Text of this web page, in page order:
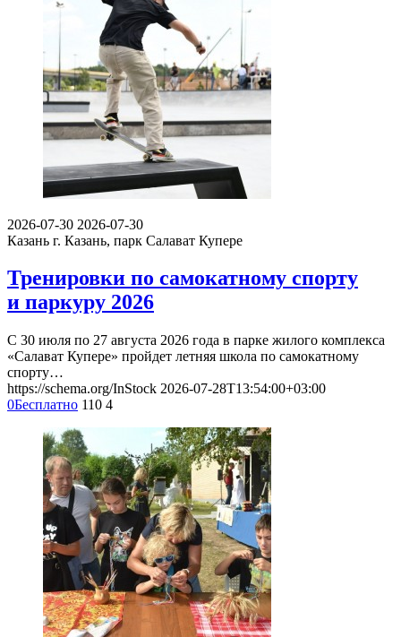
2026-07-30 2026-07-30
Казань г. Казань, парк Салават Купере
Тренировки по самокатному спорту
и паркуру 2026
С 30 июля по 27 августа 2026 года в парке жилого комплекса
«Салават Купере» пройдет летняя школа по самокатному
спорту…
https://schema.org/InStock 2026-07-28T13:54:00+03:00
0Бесплатно 110 4